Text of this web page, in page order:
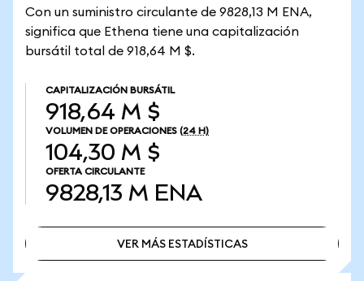
Con un suministro circulante de 9828,13 M ENA,
significa que Ethena tiene una capitalización
bursátil total de 918,64 M $.
CAPITALIZACIÓN BURSÁTIL
918,64 M $
VOLUMEN DE OPERACIONES (24 H)
104,30 M $
OFERTA CIRCULANTE
9828,13 M ENA
VER MÁS ESTADÍSTICAS